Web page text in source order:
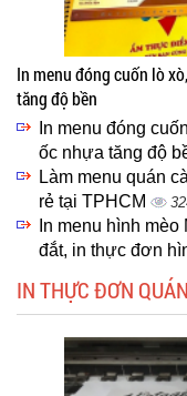
In menu đóng cuốn lò
tăng độ bền
In menu đóng
ốc nhựa tăng độ
Làm menu quán
rẻ tại TPHCM
In menu hình
đắt, in thực đơn
IN THỰC ĐƠN